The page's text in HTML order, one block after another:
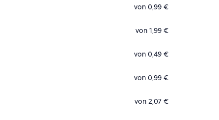
von 0,99 €
von 1,99 €
von 0,49 €
von 0,99 €
von 2,07 €